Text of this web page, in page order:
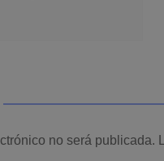
no será publicada.